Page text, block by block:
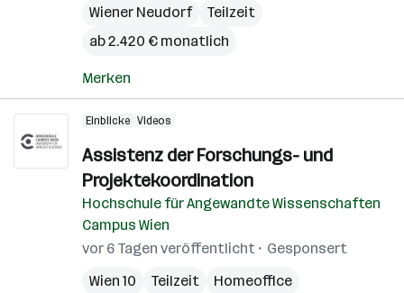
Wiener Neudorf
Teilzeit
ab 2.420 € monatlich
Merken
Einblicke Videos
Assistenz der Forschungs- und
Projektekoordination
Hochschule für Angewandte Wissenschaften
Campus Wien
vor 6 Tagen veröffentlicht
Gesponsert
Wien 10
Teilzeit
Homeoffice